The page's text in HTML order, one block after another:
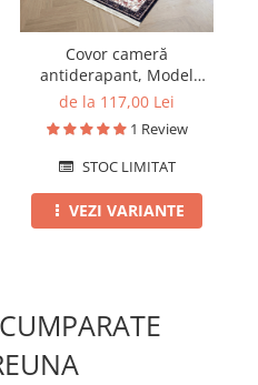
Covor cameră
antiderapant, Model
Persan Oriental, mai
multe dimensiuni
de la 117,00 Lei
1 Review
STOC LIMITAT
VEZI VARIANTE